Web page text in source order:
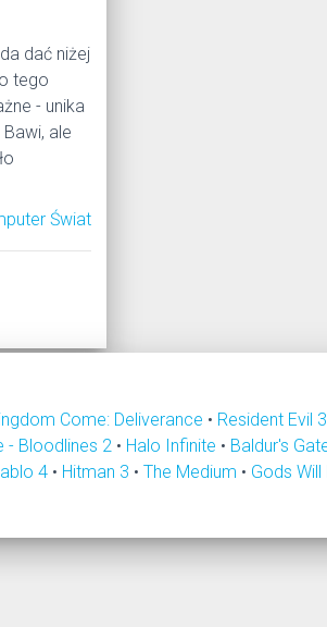
dać niżej
tego
- unika
ale
Świat
Come: Deliverance • Resident Evil 3
- Bloodlines 2 • Halo Infinite • Baldur's
4 • Hitman 3 • The Medium • Gods Will